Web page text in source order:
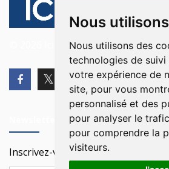
Nous
Nous utilisons des
technologies de
votre expérience de
site, pour vous
personnalisé et des
pour analyser le
pour comprendre la
visiteurs.
© 2026 Ici Beyrouth. Tous les
Inscrivez-vous à notre Newsletter